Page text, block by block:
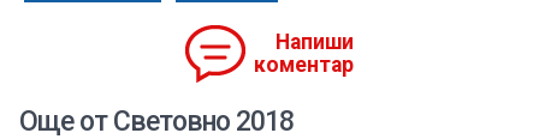
Напиши
коментар
Още от Световно 2018